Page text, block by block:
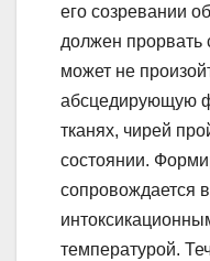
его созревании
должен прорвать
может не
абсцедирующую
тканях, чирей
состоянии.
сопровождается
температурой.